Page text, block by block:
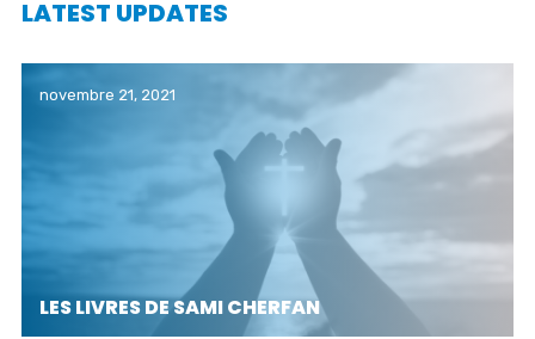
LATEST UPDATES
novembre 21, 2021
LES LIVRES DE SAMI CHERFAN